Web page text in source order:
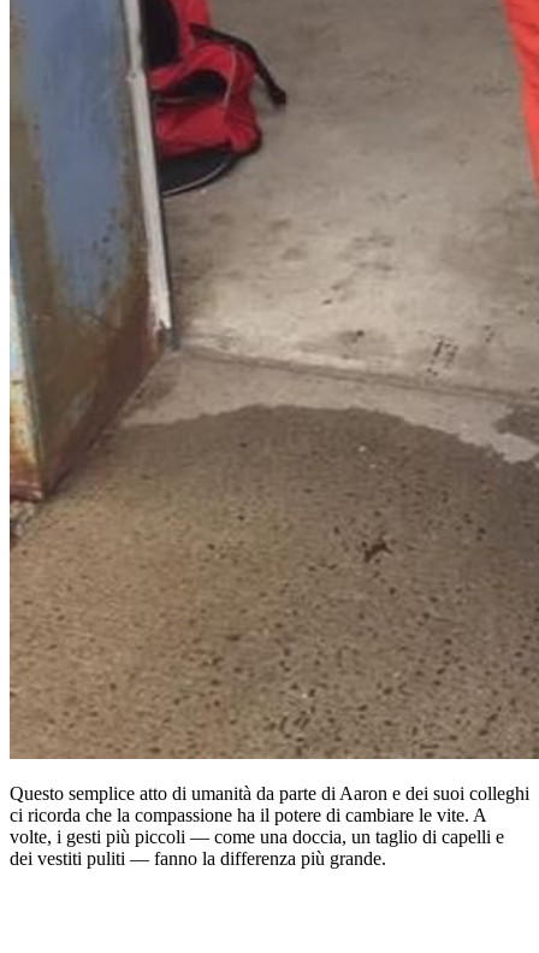
Questo semplice atto di umanità da parte di Aaron e dei suoi colleghi
ci ricorda che la compassione ha il potere di cambiare le vite. A
volte, i gesti più piccoli — come una doccia, un taglio di capelli e
dei vestiti puliti — fanno la differenza più grande.